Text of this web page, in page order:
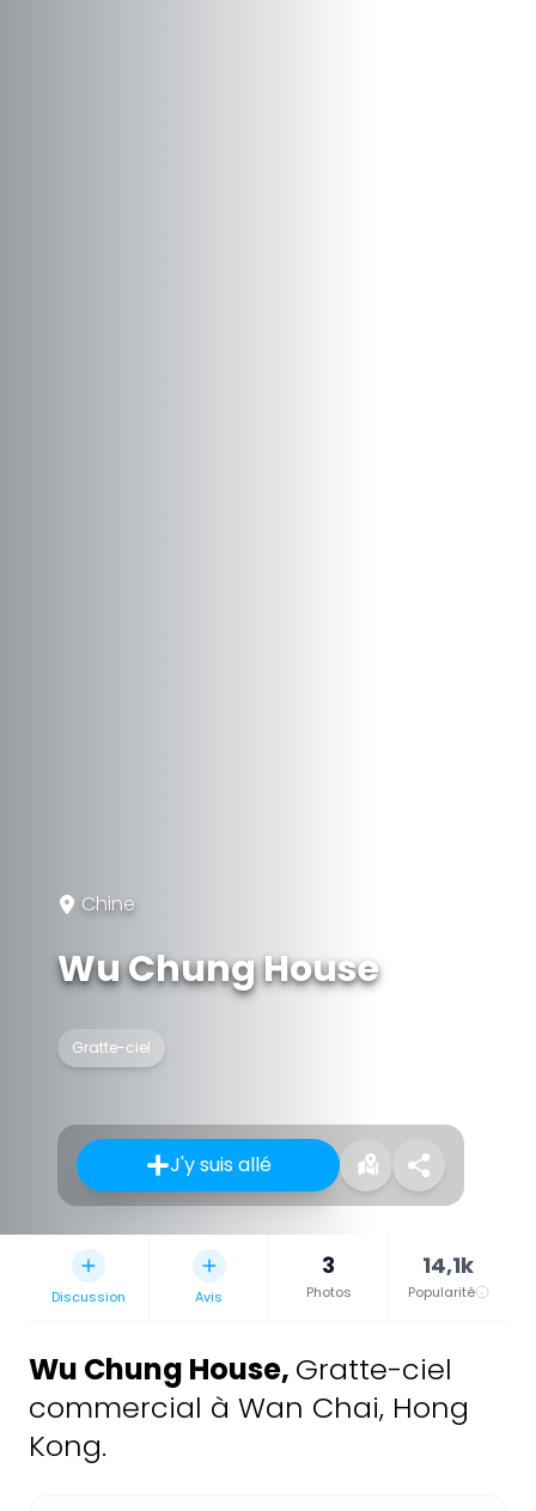
Chine
Wu Chung House
Gratte-ciel
J'y suis allé
Discussion Avis
3
Photos
14,1k
Popularité
Wu Chung House, Gratte-ciel
commercial à Wan Chai, Hong
Kong.